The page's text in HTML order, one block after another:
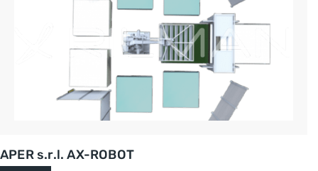
APER s.r.l. AX-ROBOT